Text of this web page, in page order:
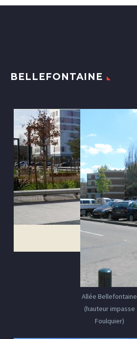
BELLEFONTAINE
Allée Bellefontaine
(hauteur impasse
Foulquier)